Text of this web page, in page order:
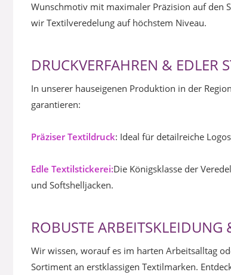
Wunschmotiv mit maximaler Präzision auf den
wir Textilveredelung auf höchstem Niveau.
DRUCKVERFAHREN & EDLER
In unserer hauseigenen Produktion in der
garantieren:
Präziser Textildruck: Ideal für detailreiche
Edle Textilstickerei:Die Königsklasse der
und Softshelljacken.
ROBUSTE ARBEITSKLEIDUNG
Wir wissen, worauf es im harten Arbeitsalltag
Sortiment an erstklassigen Textilmarken.